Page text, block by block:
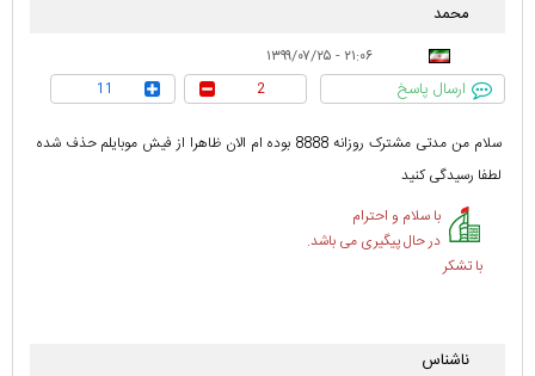
محمد
۲۱:۰۶ - ۱۳۹۹/۰۷/۲۵
ارسال پاسخ 2
11
سلام من مدتی مشترک روزانه 8888 بوده ام الان ظاهرا از فیش موبایلم حذف شده
لطفا رسیدگی کنید
با سلام و احترام
در حال پیگیری می باشد.
با تشکر
ناشناس